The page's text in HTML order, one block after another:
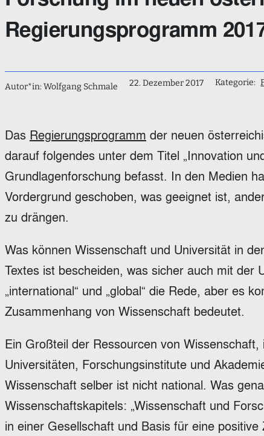
Regierungsprogramm
Autor*in: Wolfgang Schmale 22. Dezember 2017 Kategorie:
Das Regierungsprogramm der neuen
darauf folgendes unter dem Titel „Innovation
Grundlagenforschung befasst. In den Medien
Vordergrund geschoben, was geeignet ist,
zu drängen.
Was können Wissenschaft und Universität in
Textes ist bescheiden, was sicher auch mit
„international“ und „global“ die Rede, aber es
Zusammenhang von Wissenschaft bedeutet.
Ein Großteil der Ressourcen von
Universitäten, Forschungsinstitute und
Wissenschaft selber ist nicht national. Was
Wissenschaftskapitels: „Wissenschaft und
in einer Gesellschaft und Basis für eine